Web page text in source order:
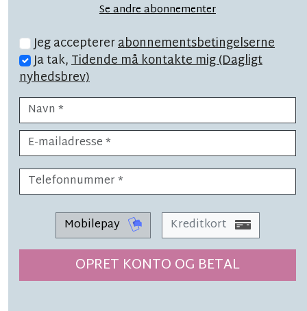
Se andre abonnementer
Jeg acceptererabonnementsbetingelserne
Ja tak,Tidende må kontakte mig (Dagligt
nyhedsbrev)
Mobilepay Kreditkort
OPRET KONTO OG BETAL
TOPNYHED
Overvældende start: 'Vi er
nærmest blevet båret'